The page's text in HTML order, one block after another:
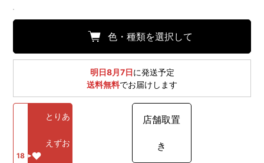
色・種類を選択して
明日8月7日に発送予定
送料無料でお届けします
18
とりあ
えずお
店舗取置
き